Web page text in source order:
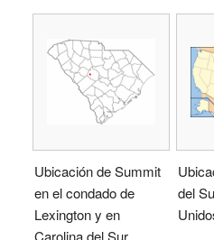
Ubicación de Summit
en el condado de
Lexington y en
Carolina del Sur.
del